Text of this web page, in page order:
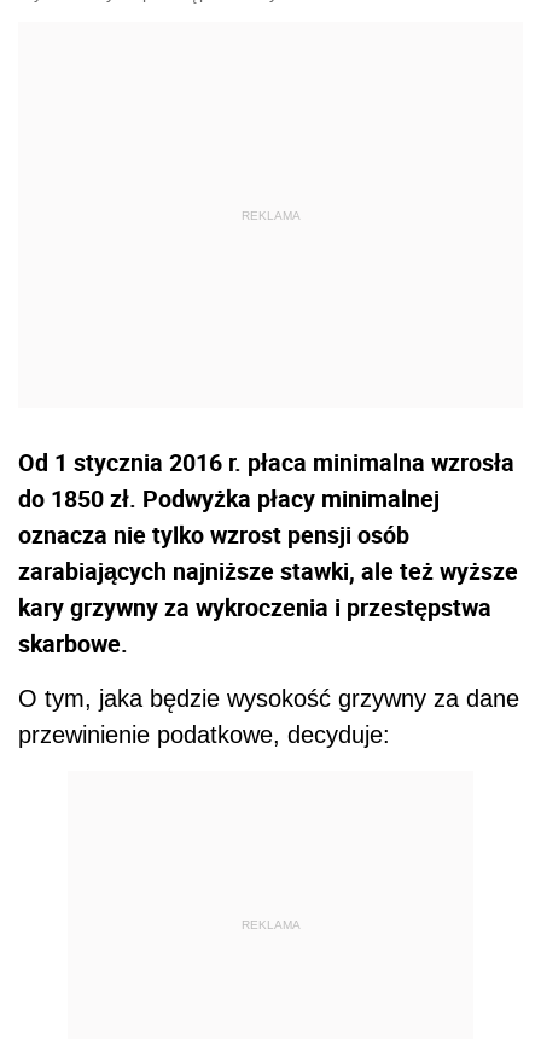
Od 1 stycznia 2016 r. płaca minimalna wzrosła
do 1850 zł. Podwyżka płacy minimalnej
oznacza nie tylko wzrost pensji osób
zarabiających najniższe stawki, ale też wyższe
kary grzywny za wykroczenia i przestępstwa
skarbowe.
O tym, jaka będzie wysokość grzywny za dane
przewinienie podatkowe, decyduje:
REKLAMA